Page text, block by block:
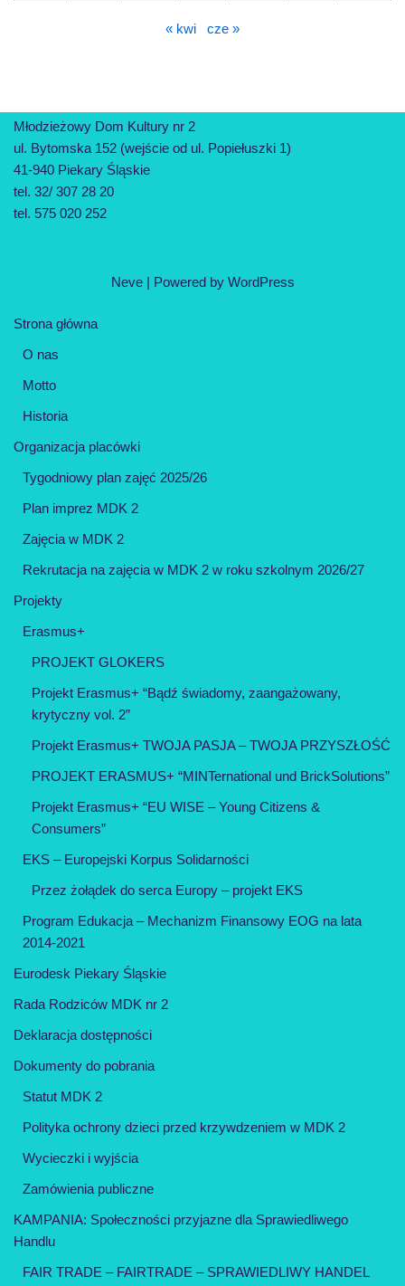
« kwi cze »
Młodzieżowy Dom Kultury nr 2
ul. Bytomska 152 (wejście od ul. Popiełuszki 1)
41-940 Piekary Śląskie
tel. 32/ 307 28 20
tel. 575 020 252
Neve| Powered by WordPress
Strona główna
O nas
Motto
Historia
Organizacja placówki
Tygodniowy plan zajęć 2025/26
Plan imprez MDK 2
Zajęcia w MDK 2
Rekrutacja na zajęcia w MDK 2 w roku szkolnym 2026/27
Projekty
Erasmus+
PROJEKT GLOKERS
Projekt Erasmus+ “Bądź świadomy, zaangażowany,
krytyczny vol. 2”
Projekt Erasmus+ TWOJA PASJA – TWOJA PRZYSZŁOŚĆ
PROJEKT ERASMUS+ “MINTernational und BrickSolutions”
Projekt Erasmus+ “EU WISE – Young Citizens &
Consumers”
EKS – Europejski Korpus Solidarności
Przez żołądek do serca Europy – projekt EKS
Program Edukacja – Mechanizm Finansowy EOG na lata
2014-2021
Eurodesk Piekary Śląskie
Rada Rodziców MDK nr 2
Deklaracja dostępności
Dokumenty do pobrania
Statut MDK 2
Polityka ochrony dzieci przed krzywdzeniem w MDK 2
Wycieczki i wyjścia
Zamówienia publiczne
KAMPANIA: Społeczności przyjazne dla Sprawiedliwego
Handlu
FAIR TRADE – FAIRTRADE – SPRAWIEDLIWY HANDEL